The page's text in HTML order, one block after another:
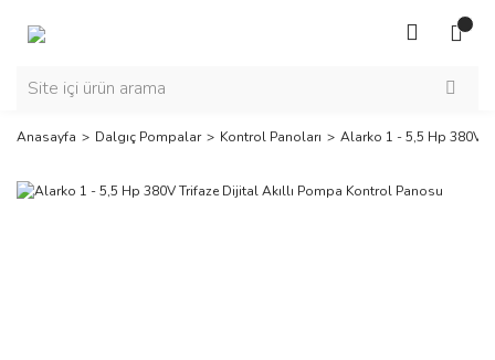
Anasayfa Dalgıç Pompalar Kontrol Panoları Alarko 1 - 5,5 Hp 380V